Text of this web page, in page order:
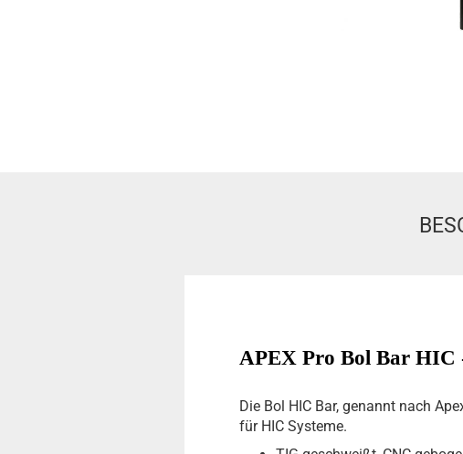
APEX Pro Bol Bar HIC
Die Bol HIC Bar, genannt nach
für HIC Systeme.